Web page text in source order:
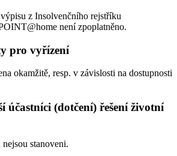
z Insolvenčního rejstříku
není zpoplatněno.
pro vyřízení
okamžitě, resp. v závislosti na dostupnosti
účastníci (dotčení) řešení životní
stanoveni.